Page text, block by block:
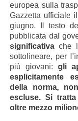
europea sulla
Gazzetta ufficiale
giugno. Il testo
pubblicata dal
significativa che
sottolineare, per
più giovani: gli
esplicitamente
della norma,
escluse. Si
oltre mezzo